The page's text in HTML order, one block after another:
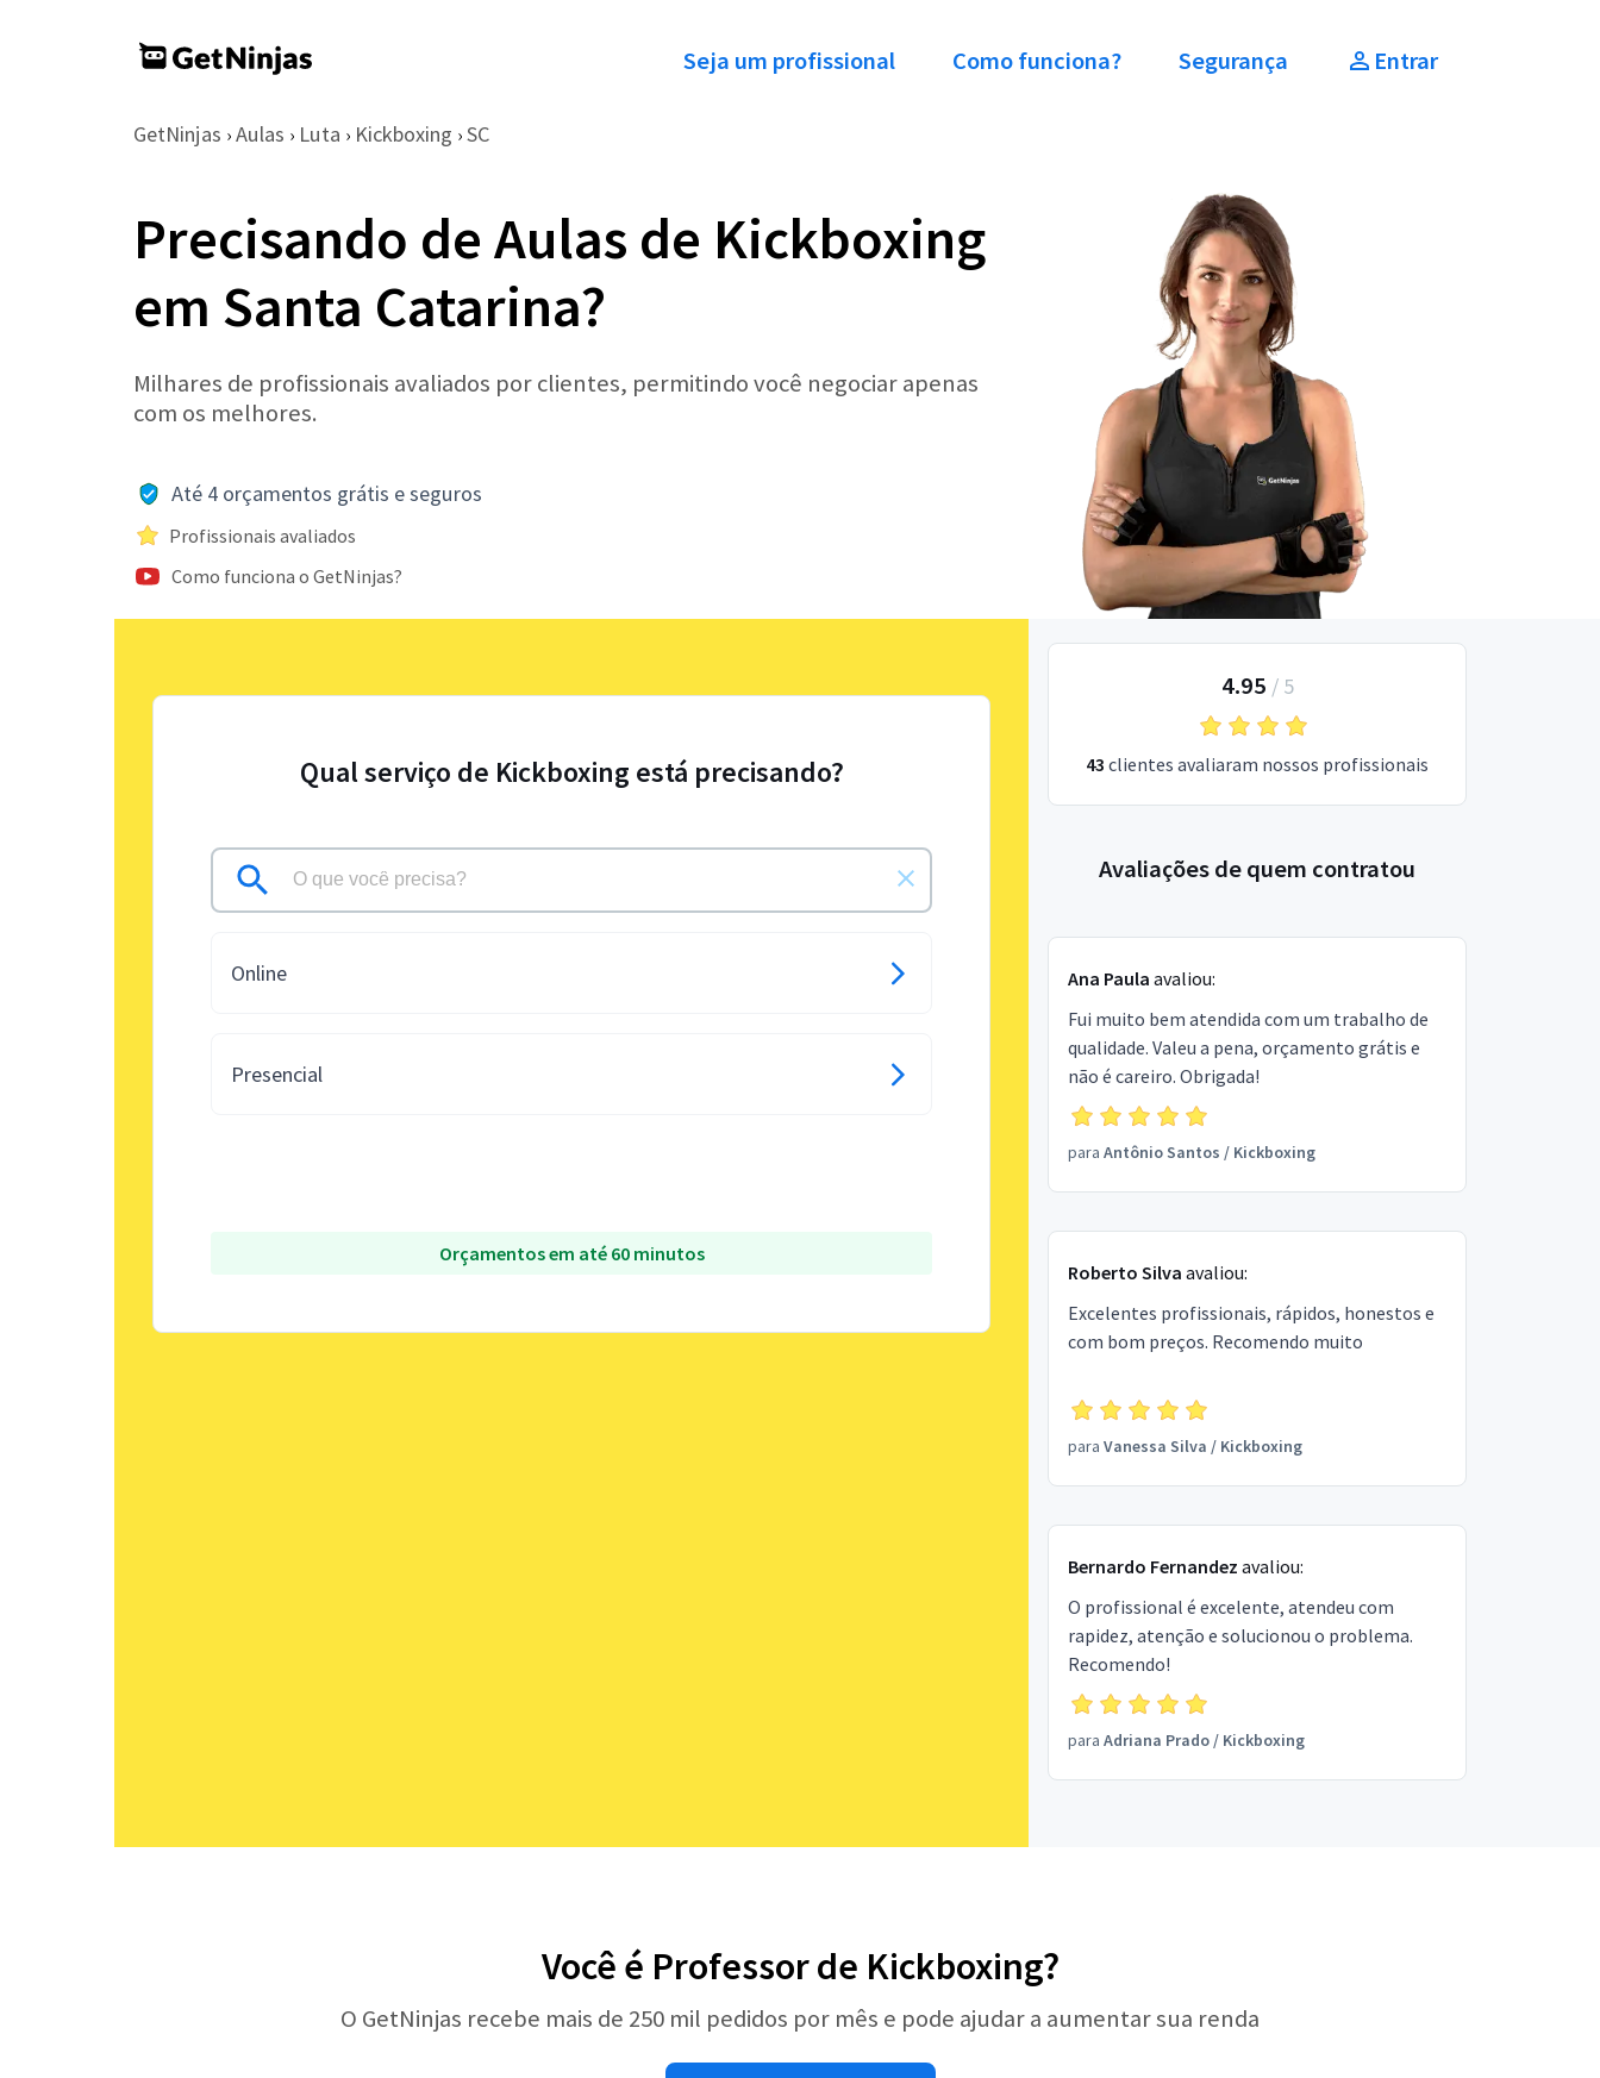
Seja um profissional Como funciona? Segurança Entrar
GetNinjas › Aulas › Luta › Kickboxing › SC
Precisando de Aulas de Kickboxing
em Santa Catarina?
Milhares de profissionais avaliados por clientes, permitindo você negociar apenas
com os melhores.
Até 4 orçamentos grátis e seguros
Profissionais avaliados
Como funciona o GetNinjas?
Qual serviço de Kickboxing está precisando?
Online
Presencial
Orçamentos em até 60 minutos
4.95 / 5
43 clientes avaliaram nossos profissionais
Avaliações de quem contratou
Ana Paula avaliou:
Fui muito bem atendida com um trabalho de
qualidade. Valeu a pena, orçamento grátis e
não é careiro. Obrigada!
para Antônio Santos / Kickboxing
Roberto Silva avaliou:
Excelentes profissionais, rápidos, honestos e
com bom preços. Recomendo muito
para Vanessa Silva / Kickboxing
Bernardo Fernandez avaliou:
O profissional é excelente, atendeu com
rapidez, atenção e solucionou o problema.
Recomendo!
para Adriana Prado/ Kickboxing
Você é Professor de Kickboxing?
O GetNinjas recebe mais de 250 mil pedidos por mês e pode ajudar a aumentar sua renda